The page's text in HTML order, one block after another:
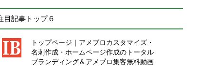
目記事トップ６
トップページ｜アメブロカスタマイズ・
名刺作成・ホームページ作成のトータル
ブランディング＆アメブロ集客無料動画